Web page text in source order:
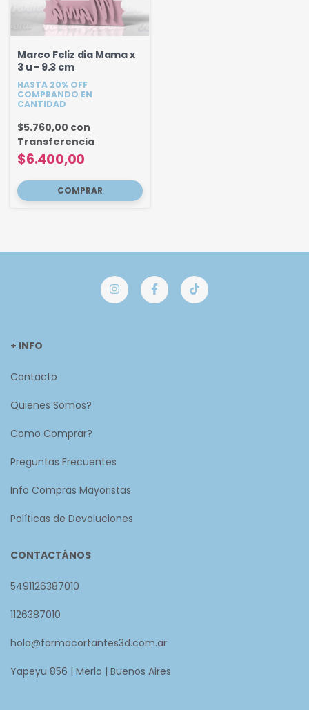
Marco Feliz dia Mama x
3 u - 9.3 cm
HASTA 20% OFF
COMPRANDO EN
CANTIDAD
$6.400,00
$5.760,00 con
Transferencia
+ INFO
Contacto
Quienes Somos?
Como Comprar?
Preguntas Frecuentes
Info Compras Mayoristas
Políticas de Devoluciones
CONTACTÁNOS
5491126387010
1126387010
hola@formacortantes3d.com.ar
Yapeyu 856 | Merlo | Buenos Aires